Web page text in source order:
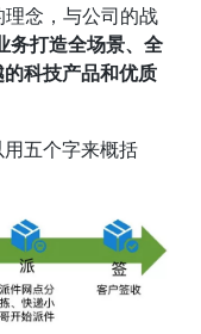
理念，与公司的战
务打造全场景、全
科技产品和优质
五个字来概括